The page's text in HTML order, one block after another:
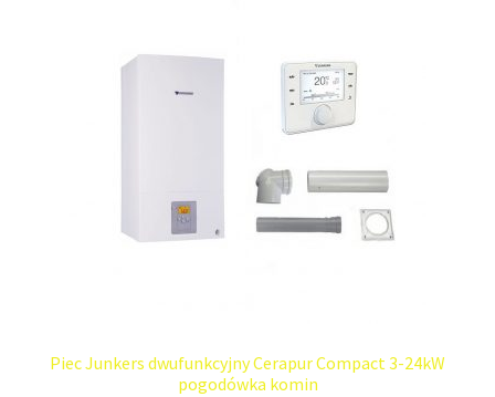
Piec Junkers dwufunkcyjny Cerapur Compact 3-24kW
pogodówka komin